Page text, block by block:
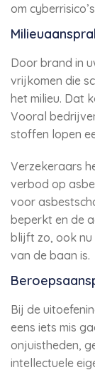
om
Door brand in
vrijkomen die
het milieu. Dat
Vooral
stoffen lopen
Verzekeraars
verbod op
voor
beperkt en de
blijft zo, ook
van de baan is.
Bij de
eens iets mis
onjuistheden,
intellectuele